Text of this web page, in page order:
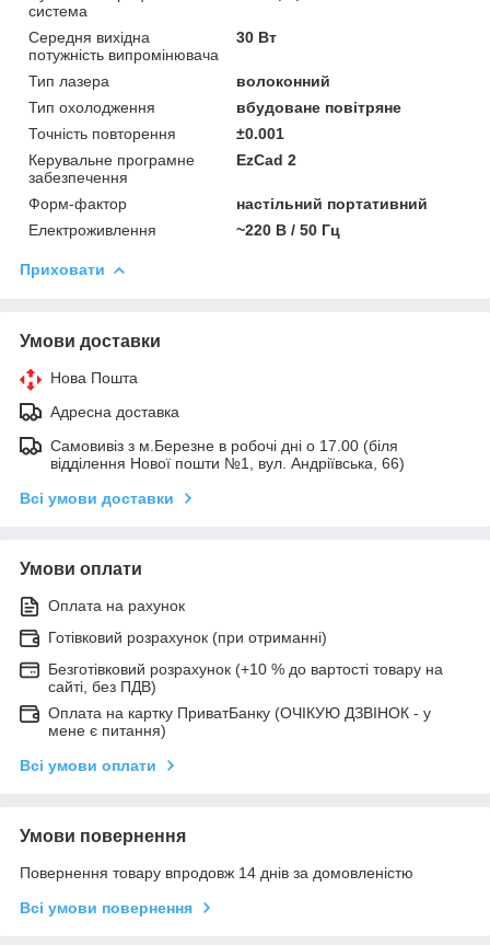
система
Середня вихідна
потужність випромінювача
30 Вт
Тип лазера
волоконний
Тип охолодження
вбудоване повітряне
Точність повторення
±0.001
Керувальне програмне
забезпечення
EzCad 2
Форм-фактор
настільний портативний
Електроживлення
~220 В / 50 Гц
Приховати
Умови доставки
Нова Пошта
Адресна доставка
Самовивіз з м.Березне в робочі дні о 17.00 (біля
відділення Нової пошти №1, вул. Андріївська, 66)
Всі умови доставки
Умови оплати
Оплата на рахунок
Готівковий розрахунок (при отриманні)
Безготівковий розрахунок (+10 % до вартості товару на
сайті, без ПДВ)
Оплата на картку ПриватБанку (ОЧІКУЮ ДЗВІНОК - у
мене є питання)
Всі умови оплати
Умови повернення
Повернення товару впродовж 14 днів за домовленістю
Всі умови повернення